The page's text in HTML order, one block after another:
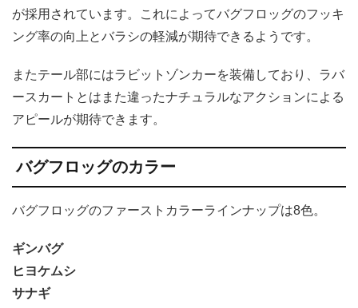
が採用されています。これによってバグフロッグのフッキ
ング率の向上とバラシの軽減が期待できるようです。
またテール部にはラビットゾンカーを装備しており、ラバ
ースカートとはまた違ったナチュラルなアクションによる
アピールが期待できます。
バグフロッグのカラー
バグフロッグのファーストカラーラインナップは8色。
ギンバグ
ヒヨケムシ
サナギ